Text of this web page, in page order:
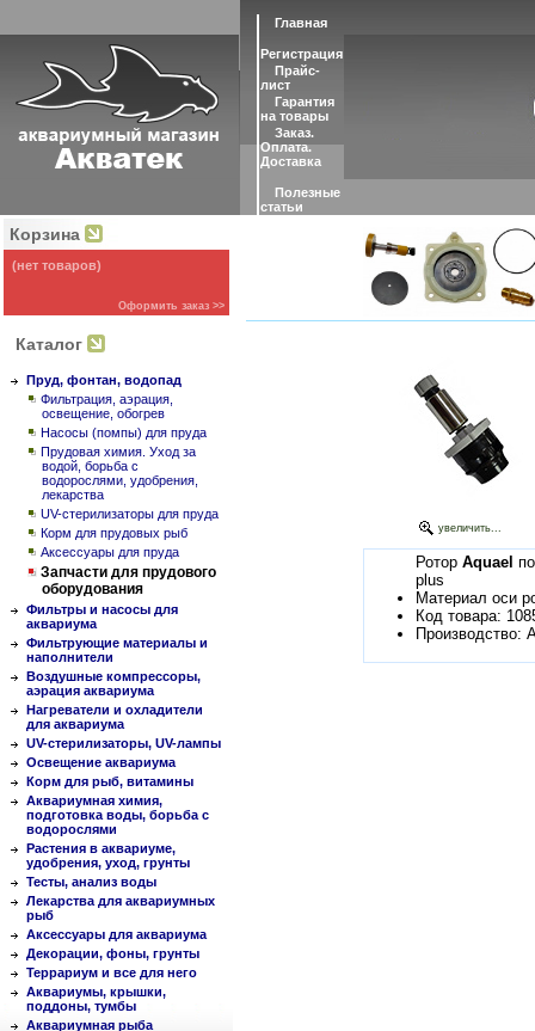
Главная
Регистрация
Прайс-
лист
Гарантия
на товары
Заказ.
Оплата.
Доставка
Полезные
статьи
Корзина
(нет товаров)
Оформить заказ >>
Каталог
Пруд, фонтан, водопад
Фильтрация, аэрация,
освещение, обогрев
Насосы (помпы) для пруда
Прудовая химия. Уход за
водой, борьба с
водорослями, удобрения,
лекарства
UV-стерилизаторы для пруда
Корм для прудовых рыб
Аксессуары для пруда
Запчасти для прудового
оборудования
Фильтры и насосы для
аквариума
Фильтрующие материалы и
наполнители
Воздушные компрессоры,
аэрация аквариума
Нагреватели и охладители
для аквариума
UV-стерилизаторы, UV-лампы
Освещение аквариума
Корм для рыб, витамины
Аквариумная химия,
подготовка воды, борьба с
водорослями
Растения в аквариуме,
удобрения, уход, грунты
Тесты, анализ воды
Лекарства для аквариумных
рыб
Аксессуары для аквариума
Декорации, фоны, грунты
Террариум и все для него
Аквариумы, крышки,
поддоны, тумбы
Аквариумная рыба
увеличить...
Ротор Aquael
plus
Материал оси
Код товара:
Производство: